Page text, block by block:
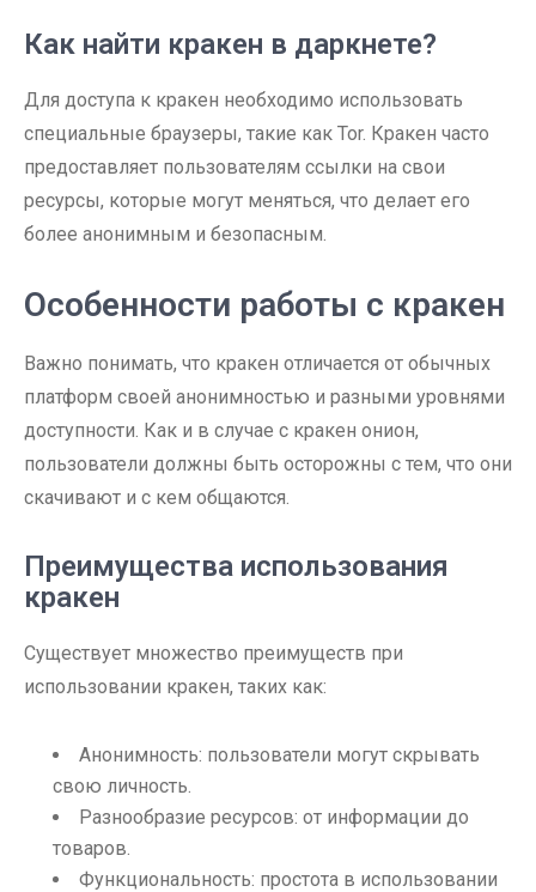
Как найти кракен в даркнете?
Для доступа к кракен необходимо использовать
специальные браузеры, такие как Tor. Кракен часто
предоставляет пользователям ссылки на свои
ресурсы, которые могут меняться, что делает его
более анонимным и безопасным.
Особенности работы с кракен
Важно понимать, что кракен отличается от обычных
платформ своей анонимностью и разными уровнями
доступности. Как и в случае с кракен онион,
пользователи должны быть осторожны с тем, что они
скачивают и с кем общаются.
Преимущества использования
кракен
Существует множество преимуществ при
использовании кракен, таких как:
Анонимность: пользователи могут скрывать
свою личность.
Разнообразие ресурсов: от информации до
товаров.
Функциональность: простота в использовании